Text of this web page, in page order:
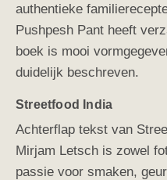
authentieke
Pushpesh Pant heeft
boek is mooi
duidelijk beschreven.
Streetfood India
Achterflap tekst van
Mirjam Letsch is zowel
passie voor smaken,